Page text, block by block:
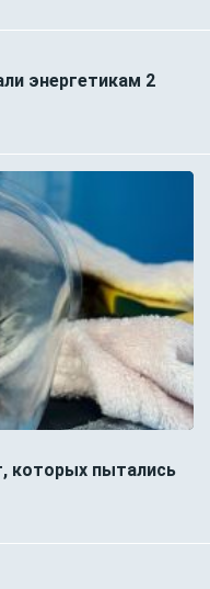
энергетикам 2
которых пытались